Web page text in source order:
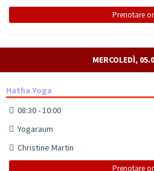
Prenotare
MERCOLEDÌ,
Hatha Yoga
08:30 - 10:00
Yogaraum
Christine Martin
Prenotare